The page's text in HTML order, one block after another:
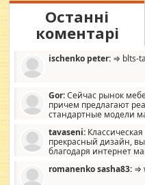
Останні
коментарі
ischenko peter: ⇒ blts-
Gor:Сейчас рынок
причем предлагают
стандартные модели
стандартные формы, в
со вкусом все в порядке,
мебель, а это не последний
tavaseni:
прекрасный дизайн,
благодаря интернет
romanenko sasha83: ⇒